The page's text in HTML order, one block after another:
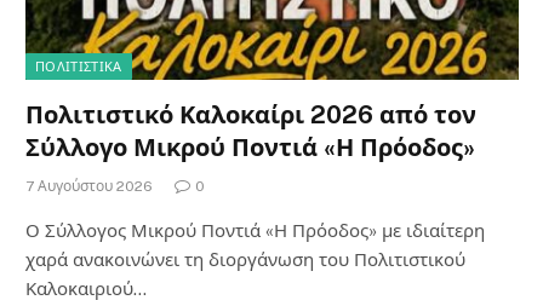
ΠΟΛΙΤΙΣΤΙΚΑ
Πολιτιστικό Καλοκαίρι 2026 από τον
Σύλλογο Μικρού Ποντιά «Η Πρόοδος»
7 Αυγούστου 2026 0
Ο Σύλλογος Μικρού Ποντιά «Η Πρόοδος» με ιδιαίτερη
χαρά ανακοινώνει τη διοργάνωση του Πολιτιστικού
Καλοκαιριού…